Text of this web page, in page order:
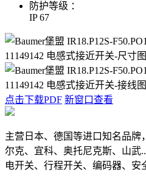
防护等级 ：
IP 67
点击下载PDF 新窗口查看
主营日本、德国等进口知名品牌
尔克、宜科、奥托尼克斯、山武
电开关、行程开关、编码器、安